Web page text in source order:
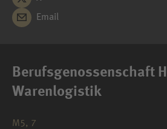
Email
Berufsgenossenschaft
Warenlogistik
M5, 7